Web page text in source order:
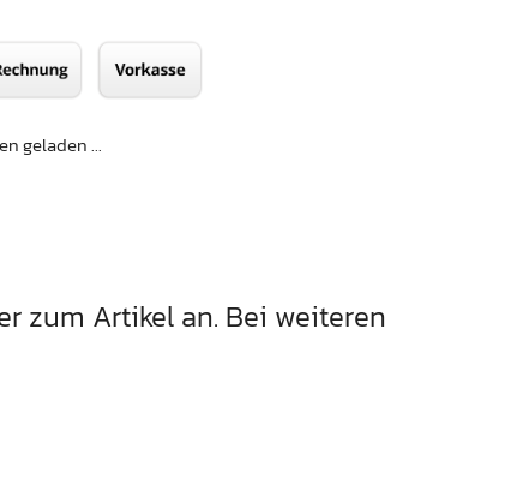
geladen ...
zum Artikel an. Bei weiteren